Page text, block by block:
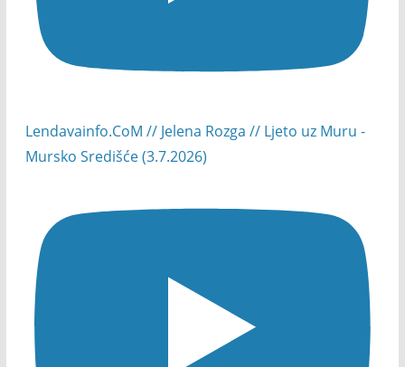
Lendavainfo.CoM // Jelena Rozga // Ljeto uz Muru -
Mursko Središće (3.7.2026)